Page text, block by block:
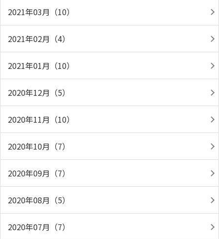
2021年03月（10）
2021年02月（4）
2021年01月（10）
2020年12月（5）
2020年11月（10）
2020年10月（7）
2020年09月（7）
2020年08月（5）
2020年07月（7）